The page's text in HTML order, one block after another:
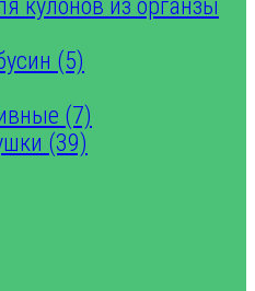
кулонов из органзы
(5)
(7)
(39)